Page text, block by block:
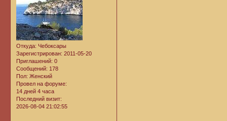
Откуда: Чебоксары
Зарегистрирован: 2011-05-20
Приглашений: 0
Сообщений: 178
Пол: Женский
Провел на форуме:
14 дней 4 часа
Последний визит:
2026-08-04 21:02:55